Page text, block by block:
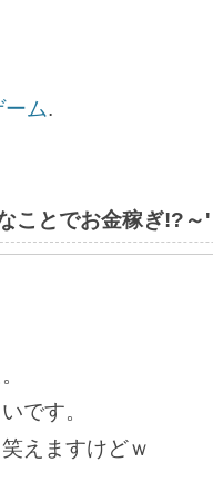
ーム.
ことでお金稼ぎ!?～'
です。
えますけどｗ